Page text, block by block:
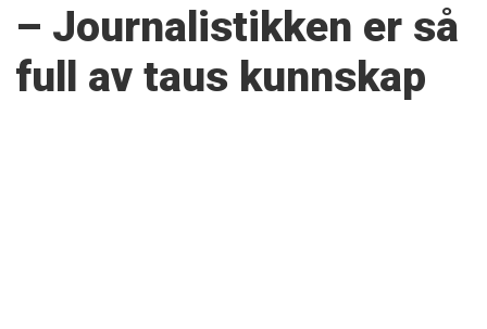
– Journalistikken er så
full av taus kunnskap